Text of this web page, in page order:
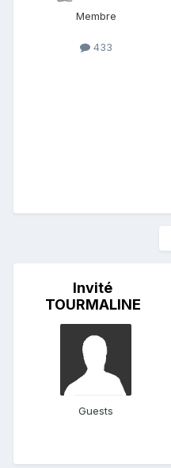
Membre
433
Invité
TOURMALINE
Guests